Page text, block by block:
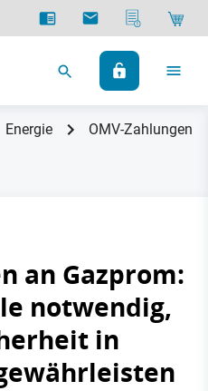
Energie OMV-Zahlungen
an Gazprom:
notwendig,
in